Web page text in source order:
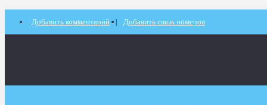
Добавить комментарий Добавить связь номеров